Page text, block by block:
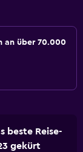
an über 70.000
beste Reise-
gekürt